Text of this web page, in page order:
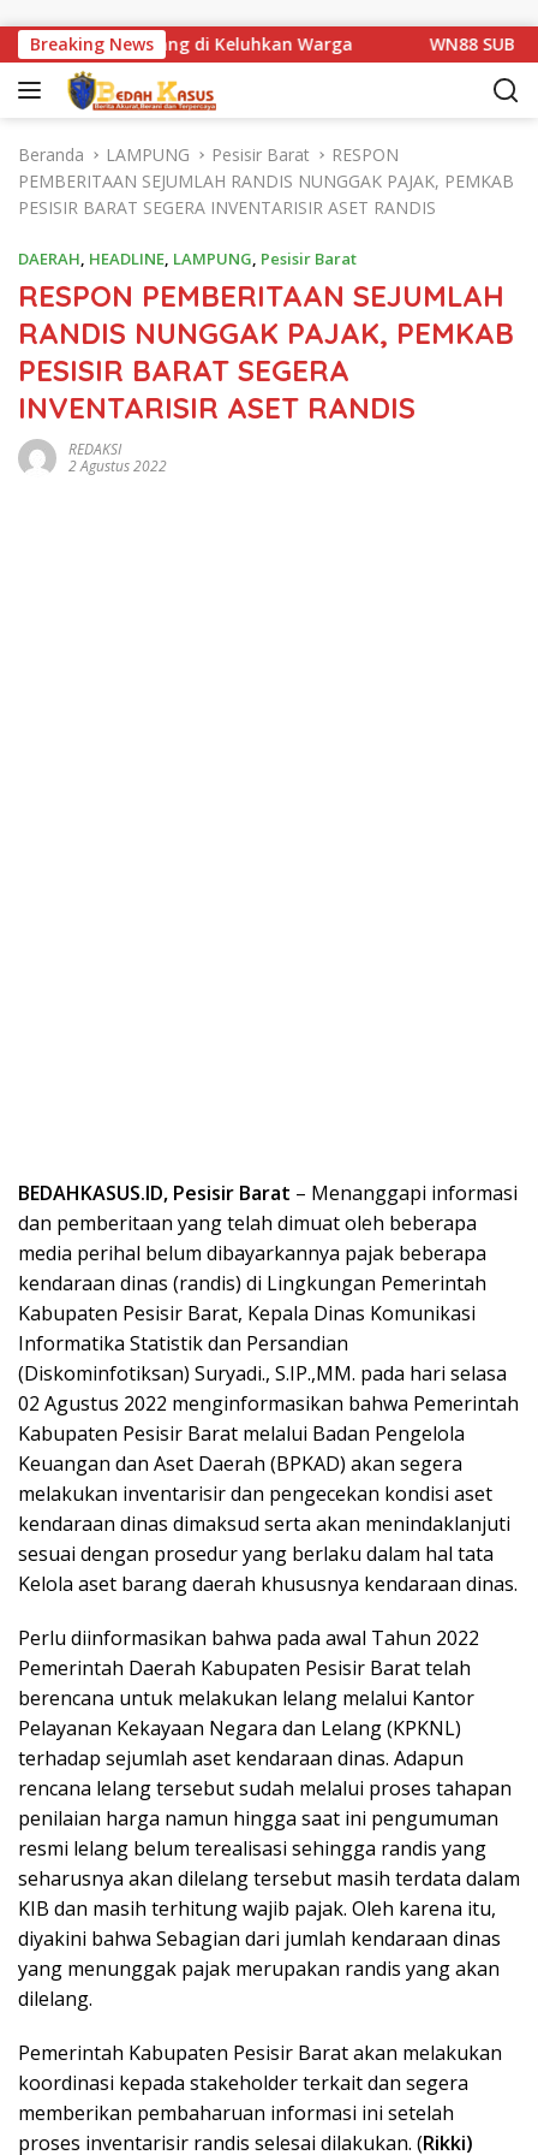
Breaking News
1 Basarang di Keluhkan Warga WN88 SUB UNIT
Beranda LAMPUNG Pesisir Barat
RESPON
PEMBERITAAN SEJUMLAH RANDIS NUNGGAK PAJAK, PEMKAB
PESISIR BARAT SEGERA INVENTARISIR ASET RANDIS
DAERAH, HEADLINE, LAMPUNG, Pesisir Barat
RESPON PEMBERITAAN SEJUMLAH
RANDIS NUNGGAK PAJAK, PEMKAB
PESISIR BARAT SEGERA
INVENTARISIR ASET RANDIS
REDAKSI
2 Agustus 2022
BEDAHKASUS.ID, Pesisir Barat – Menanggapi informasi
dan pemberitaan yang telah dimuat oleh beberapa
media perihal belum dibayarkannya pajak beberapa
kendaraan dinas (randis) di Lingkungan Pemerintah
Kabupaten Pesisir Barat, Kepala Dinas Komunikasi
Informatika Statistik dan Persandian
(Diskominfotiksan) Suryadi., S.IP.,MM. pada hari selasa
02 Agustus 2022 menginformasikan bahwa Pemerintah
Kabupaten Pesisir Barat melalui Badan Pengelola
Keuangan dan Aset Daerah (BPKAD) akan segera
melakukan inventarisir dan pengecekan kondisi aset
kendaraan dinas dimaksud serta akan menindaklanjuti
sesuai dengan prosedur yang berlaku dalam hal tata
Kelola aset barang daerah khususnya kendaraan dinas.
Perlu diinformasikan bahwa pada awal Tahun 2022
Pemerintah Daerah Kabupaten Pesisir Barat telah
berencana untuk melakukan lelang melalui Kantor
Pelayanan Kekayaan Negara dan Lelang (KPKNL)
terhadap sejumlah aset kendaraan dinas. Adapun
rencana lelang tersebut sudah melalui proses tahapan
penilaian harga namun hingga saat ini pengumuman
resmi lelang belum terealisasi sehingga randis yang
seharusnya akan dilelang tersebut masih terdata dalam
KIB dan masih terhitung wajib pajak. Oleh karena itu,
diyakini bahwa Sebagian dari jumlah kendaraan dinas
yang menunggak pajak merupakan randis yang akan
dilelang.
Pemerintah Kabupaten Pesisir Barat akan melakukan
koordinasi kepada stakeholder terkait dan segera
memberikan pembaharuan informasi ini setelah
proses inventarisir randis selesai dilakukan. (Rikki)